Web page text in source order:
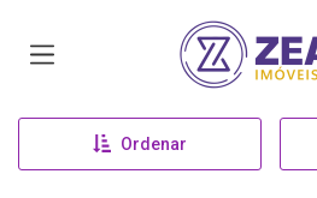
Página inicial
Ordenar